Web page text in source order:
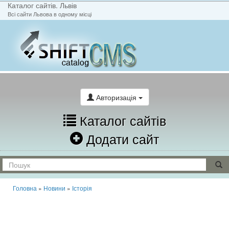
Каталог сайтів. Львів
Всі сайти Львова в одному місці
Авторизація
Каталог сайтів
Додати сайт
Головна » Новини » Історія